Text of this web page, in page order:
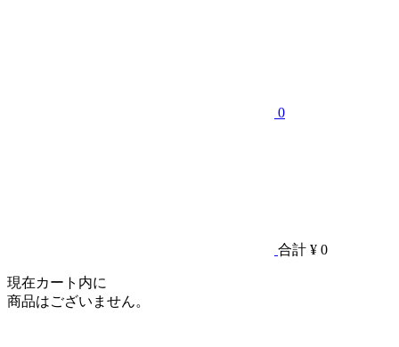
0
合計 ¥ 0
現在カート内に
商品はございません。